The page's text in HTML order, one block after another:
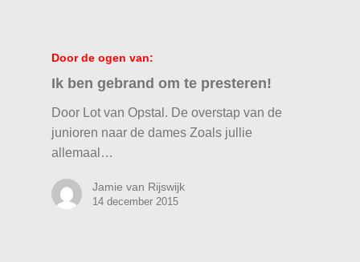
Door de ogen van:
Ik ben gebrand om te presteren!
Door Lot van Opstal. De overstap van de
junioren naar de dames Zoals jullie
allemaal…
Jamie van Rijswijk
14 december 2015